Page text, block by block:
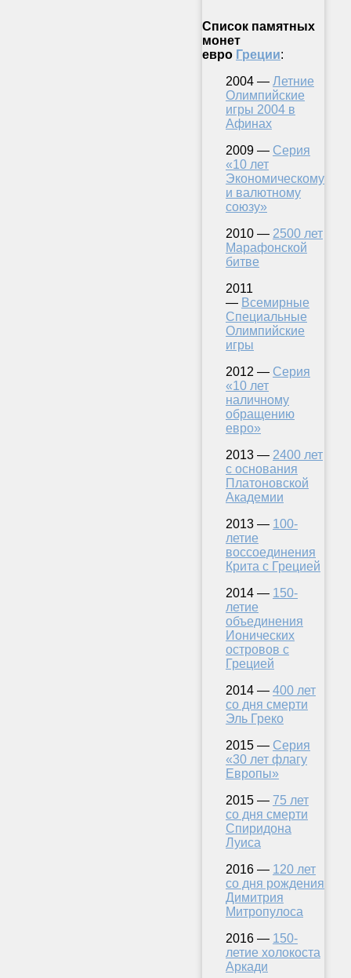
Список памятных
монет
евро Греции:
2004 — Летние
Олимпийские
игры 2004 в
Афинах
2009 — Серия
«10 лет
Экономическому
и валютному
союзу»
2010 — 2500 лет
Марафонской
битве
2011
— Всемирные
Специальные
Олимпийские
игры
2012 — Серия
«10 лет
наличному
обращению
евро»
2013 — 2400 лет
с основания
Платоновской
Академии
2013 — 100-
летие
воссоединения
Крита с Грецией
2014 — 150-
летие
объединения
Ионических
островов с
Грецией
2014 — 400 лет
со дня смерти
Эль Греко
2015 — Серия
«30 лет флагу
Европы»
2015 — 75 лет
со дня смерти
Спиридона
Луиса
2016 — 120 лет
со дня рождения
Димитрия
Митропулоса
2016 — 150-
летие холокоста
Аркади